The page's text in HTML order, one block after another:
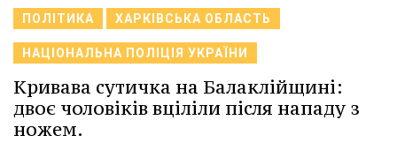
ПОЛІТИКА ХАРКІВСЬКА ОБЛАСТЬ
НАЦІОНАЛЬНА ПОЛІЦІЯ УКРАЇНИ
Кривава сутичка на Балаклійщині:
двоє чоловіків вціліли після нападу з
ножем.